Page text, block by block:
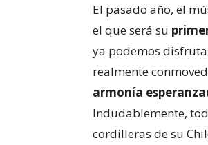
El pasado año, el
el que será su
ya podemos
realmente
armonía
Indudablemente,
cordilleras de su